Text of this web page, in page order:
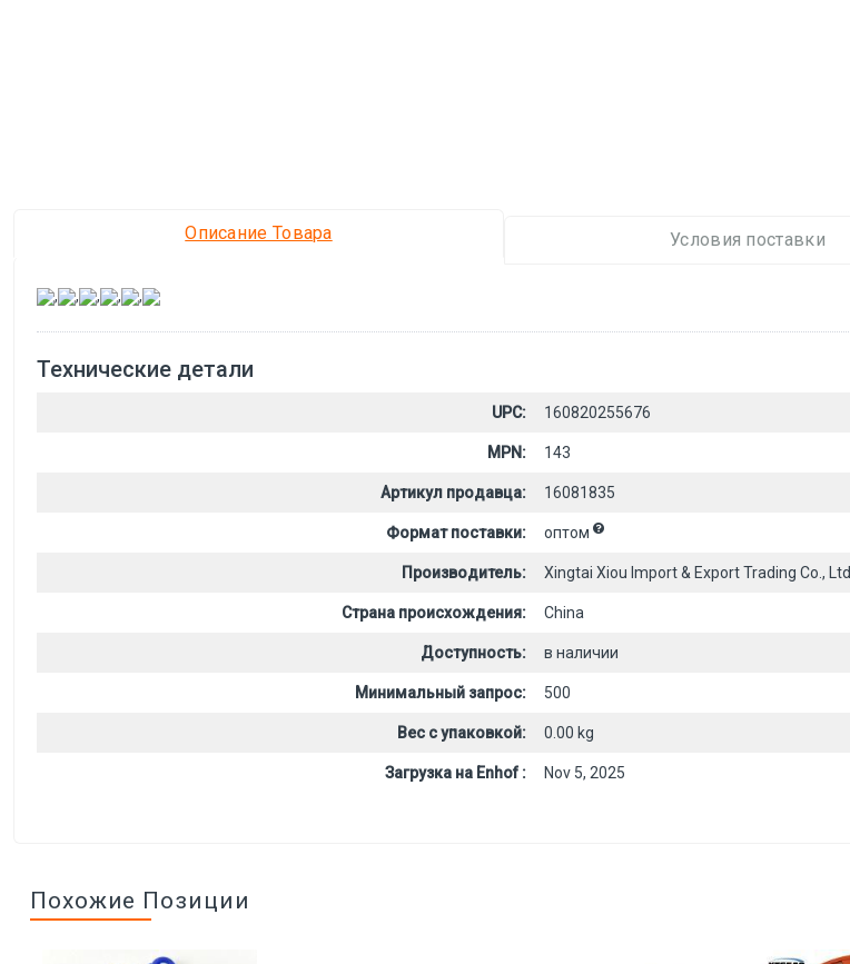
Описание Товара Условия поставки
, , , , ,
Технические детали
UPC: 160820255676
MPN: 143
Артикул продавца: 16081835
Формат поставки: оптом
Производитель: Xingtai Xiou Import & Export Trading Co., Ltd
Страна происхождения: China
Доступность: в наличии
Минимальный запрос: 500
Вес с упаковкой: 0.00 kg
Загрузка на Enhof : Nov 5, 2025
Похожие Позиции